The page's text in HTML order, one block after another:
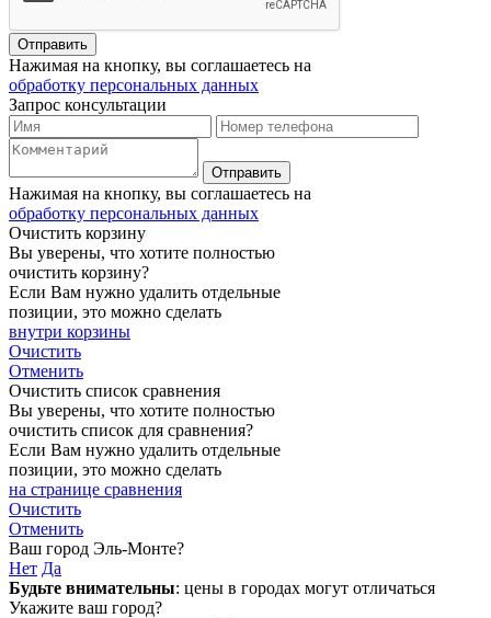
Нажимая на кнопку, вы соглашаетесь на
обработку персональных данных
Запрос консультации
Нажимая на кнопку, вы соглашаетесь на
обработку персональных данных
Очистить корзину
Вы уверены, что хотите полностью
очистить корзину?
Если Вам нужно удалить отдельные
позиции, это можно сделать
внутри корзины
Очистить
Отменить
Очистить список сравнения
Вы уверены, что хотите полностью
очистить список для сравнения?
Если Вам нужно удалить отдельные
позиции, это можно сделать
на странице сравнения
Очистить
Отменить
Ваш город Эль-Монте?
Нет Да
Будьте внимательны: цены в городах могут отличаться
Укажите ваш город?